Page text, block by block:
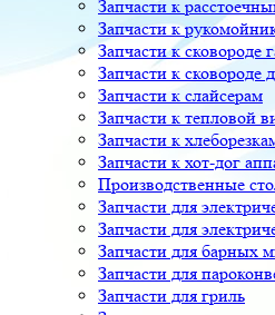
Запчасти к
Запчасти к
Запчасти к
Запчасти к сковороде
Запчасти к слайсерам
Запчасти к тепловой
Запчасти к
Запчасти к хот-дог
Производственные
Запчасти для
Запчасти для
Запчасти для барных
Запчасти для
Запчасти для гриль